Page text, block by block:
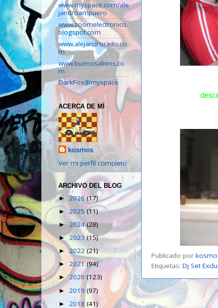
Publicado por
Etiquetas: Dj Set
www.myspace.com/ale
jandroampuero
www.zoomelectronico.
blogspot.com
www.alejandrorado.co
m
www.buenosaliens.co
m
DarkFox@myspace
ACERCA DE MÍ
kosmos
Ver mi perfil completo
ARCHIVO DEL BLOG
► 2026(17)
► 2025(11)
► 2024(28)
► 2023(15)
►2022(21)
► 2021(94)
►2020(123)
► 2019(97)
► 2018 (41)